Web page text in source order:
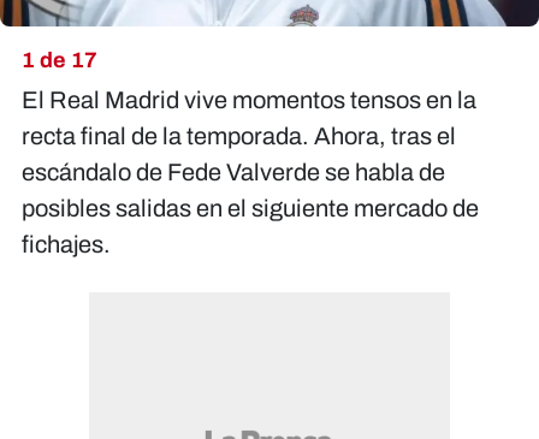
1 de 17
El Real Madrid vive momentos tensos en la
recta final de la temporada. Ahora, tras el
escándalo de Fede Valverde se habla de
posibles salidas en el siguiente mercado de
fichajes.